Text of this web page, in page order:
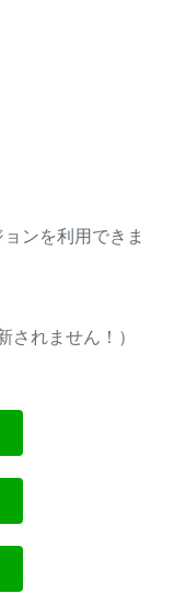
ンを利用できま
されません！）